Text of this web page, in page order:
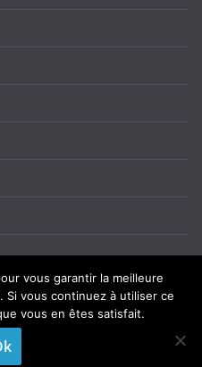
vous garantir la meilleure
vous continuez à utiliser ce
vous en êtes satisfait.